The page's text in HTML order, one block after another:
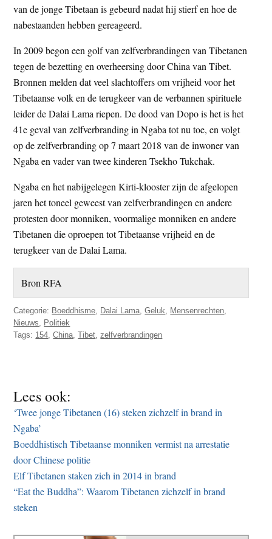
van de jonge Tibetaan is gebeurd nadat hij stierf en hoe de
nabestaanden hebben gereageerd.
In 2009 begon een golf van zelfverbrandingen van Tibetanen
tegen de bezetting en overheersing door China van Tibet.
Bronnen melden dat veel slachtoffers om vrijheid voor het
Tibetaanse volk en de terugkeer van de verbannen spirituele
leider de Dalai Lama riepen. De dood van Dopo is het is het
41e geval van zelfverbranding in Ngaba tot nu toe, en volgt
op de zelfverbranding op 7 maart 2018 van de inwoner van
Ngaba en vader van twee kinderen Tsekho Tukchak.
Ngaba en het nabijgelegen Kirti-klooster zijn de afgelopen
jaren het toneel geweest van zelfverbrandingen en andere
protesten door monniken, voormalige monniken en andere
Tibetanen die oproepen tot Tibetaanse vrijheid en de
terugkeer van de Dalai Lama.
Bron RFA
Categorie: Boeddhisme, Dalai Lama,Geluk, Mensenrechten,
Nieuws, Politiek
Tags: 154,China,Tibet,zelfverbrandingen
Lees ook:
‘Twee jonge Tibetanen (16) steken zichzelf in brand in
Ngaba’
Boeddhistisch Tibetaanse monniken vermist na arrestatie
door Chinese politie
Elf Tibetanen staken zich in 2014 in brand
“Eat the Buddha”: Waarom Tibetanen zichzelf in brand
steken